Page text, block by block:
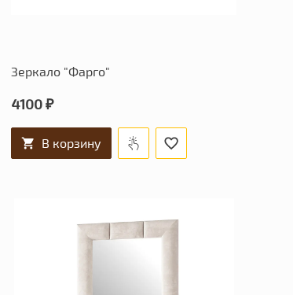
Зеркало "Фарго"
4100 ₽
В корзину